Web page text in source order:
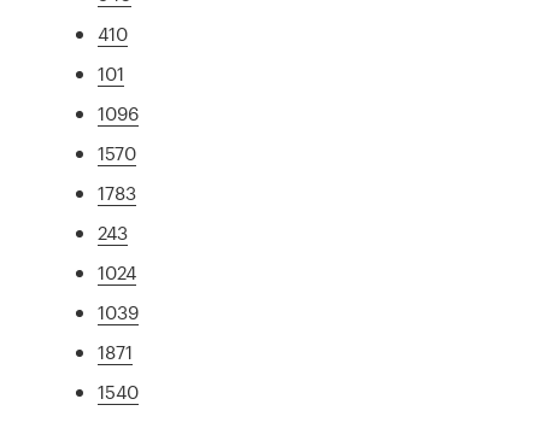
410
101
1096
1570
1783
243
1024
1039
1871
1540